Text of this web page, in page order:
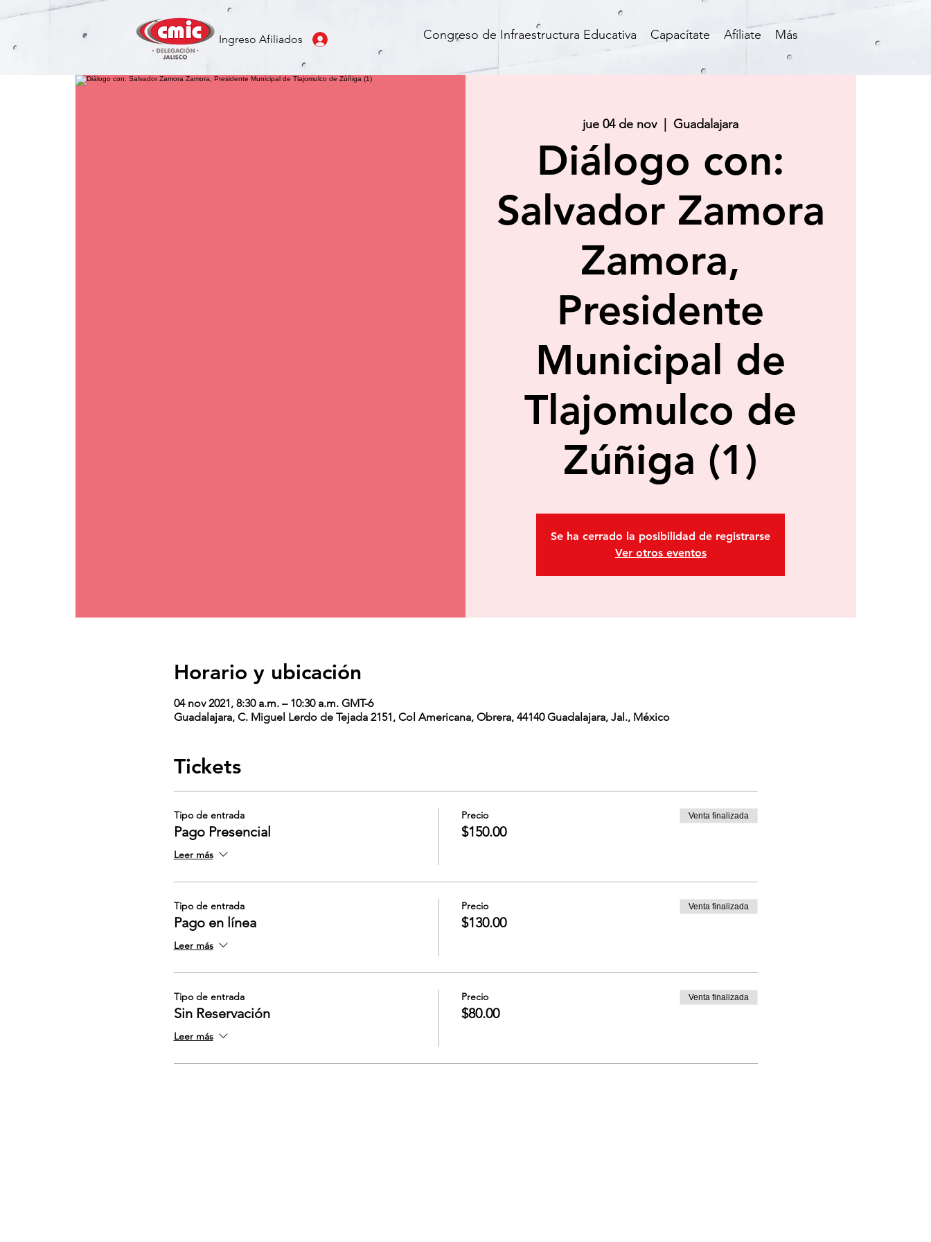
Ingreso Afiliados Congreso de Infraestructura Educativa Capacítate Afíliate Más
jue 04 de nov
  |
Guadalajara
Diálogo con:
Salvador Zamora
Zamora,
Presidente
Municipal de
Tlajomulco de
Zúñiga (1)
Se ha cerrado la posibilidad de registrarse
Ver otros eventos
Horario y ubicación
04 nov 2021, 8:30 a.m. – 10:30 a.m. GMT-6
Guadalajara, C. Miguel Lerdo de Tejada 2151, Col Americana, Obrera, 44140 Guadalajara, Jal., México
Tickets
Tipo de entrada
Pago Presencial
Leer más
Precio
$150.00
Venta finalizada
Tipo de entrada
Pago en línea
Leer más
Precio
$130.00
Venta finalizada
Tipo de entrada
Sin Reservación
Leer más
Precio
$80.00
Venta finalizada